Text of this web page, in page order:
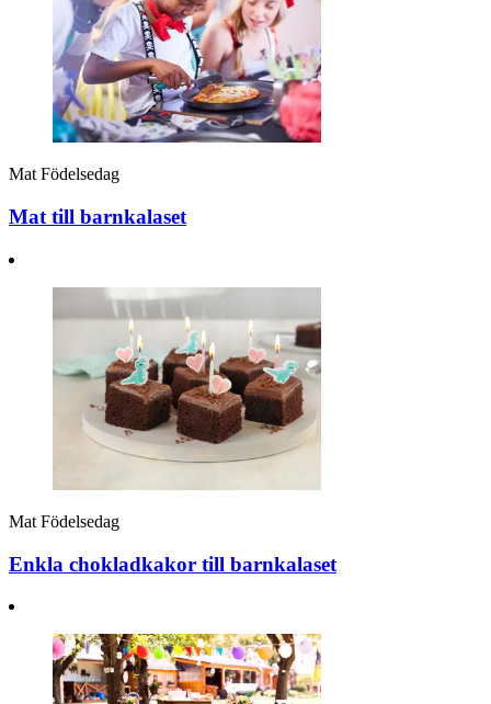
Mat Födelsedag
Mat till barnkalaset
Mat Födelsedag
Enkla chokladkakor till barnkalaset